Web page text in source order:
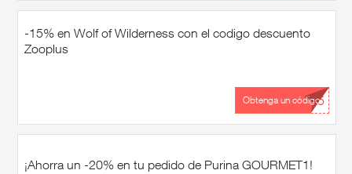
-15% en Wolf of Wilderness con el codigo descuento
Zooplus
...15
Obtenga un código
¡Ahorra un -20% en tu pedido de Purina GOURMET1!